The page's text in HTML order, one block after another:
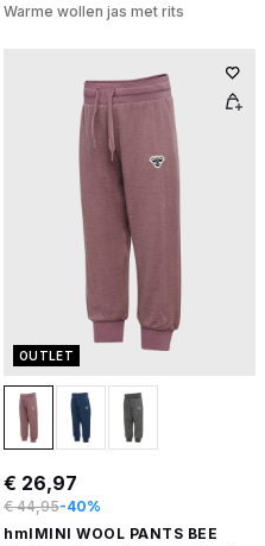
Warme wollen jas met rits
OUTLET
€ 26,97
€ 44,95-40%
hmlMINI WOOL PANTS BEE